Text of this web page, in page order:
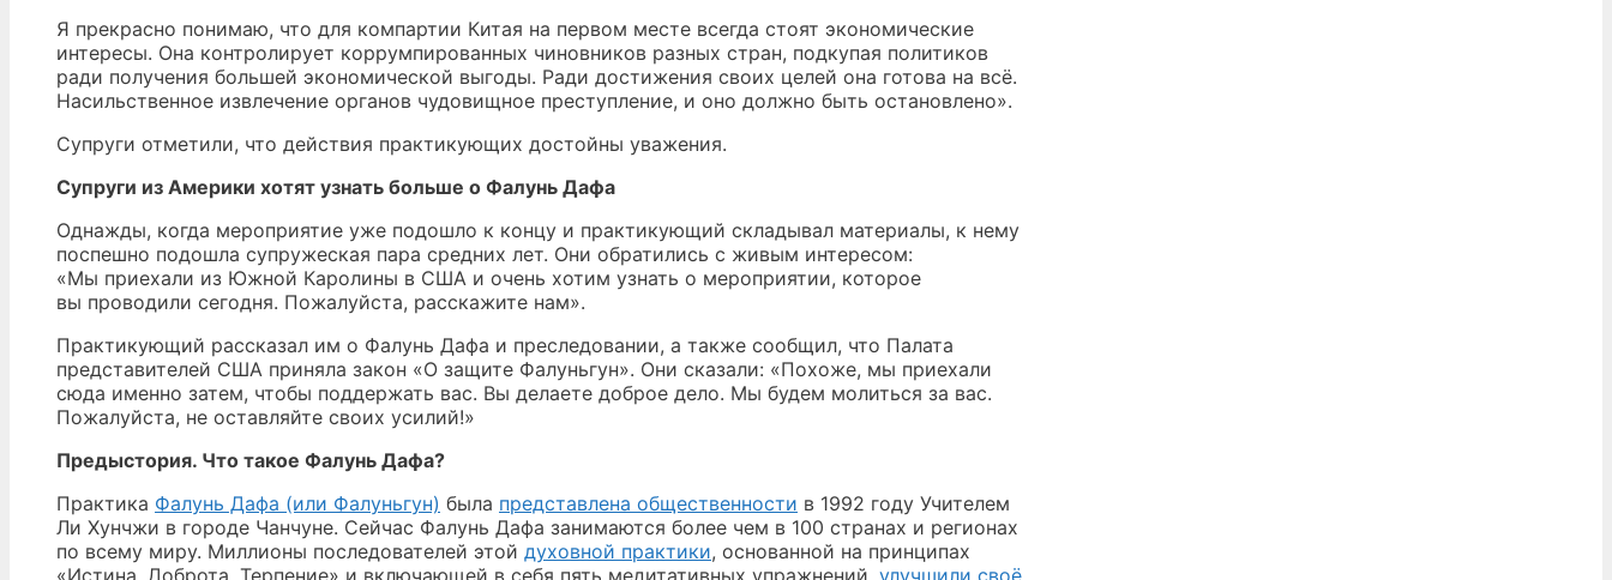
Я прекрасно понимаю, что для компартии Китая на первом месте всегда стоят экономические
интересы. Она контролирует коррумпированных чиновников разных стран, подкупая политиков
ради получения большей экономической выгоды. Ради достижения своих целей она готова на всё.
Насильственное извлечение органов чудовищное преступление, и оно должно быть остановлено».
Супруги отметили, что действия практикующих достойны уважения.
Супруги из Америки хотят узнать больше о Фалунь Дафа
Однажды, когда мероприятие уже подошло к концу и практикующий складывал материалы, к нему
поспешно подошла супружеская пара средних лет. Они обратились с живым интересом:
«Мы приехали из Южной Каролины в США и очень хотим узнать о мероприятии, которое
вы проводили сегодня. Пожалуйста, расскажите нам».
Практикующий рассказал им о Фалунь Дафа и преследовании, а также сообщил, что Палата
представителей США приняла закон «О защите Фалуньгун». Они сказали: «Похоже, мы приехали
сюда именно затем, чтобы поддержать вас. Вы делаете доброе дело. Мы будем молиться за вас.
Пожалуйста, не оставляйте своих усилий!»
Предыстория. Что такое Фалунь Дафа?
Практика Фалунь Дафа (или Фалуньгун) была представлена общественности в 1992 году Учителем
Ли Хунчжи в городе Чанчуне. Сейчас Фалунь Дафа занимаются более чем в 100 странах и регионах
по всему миру. Миллионы последователей этой духовной практики, основанной на принципах